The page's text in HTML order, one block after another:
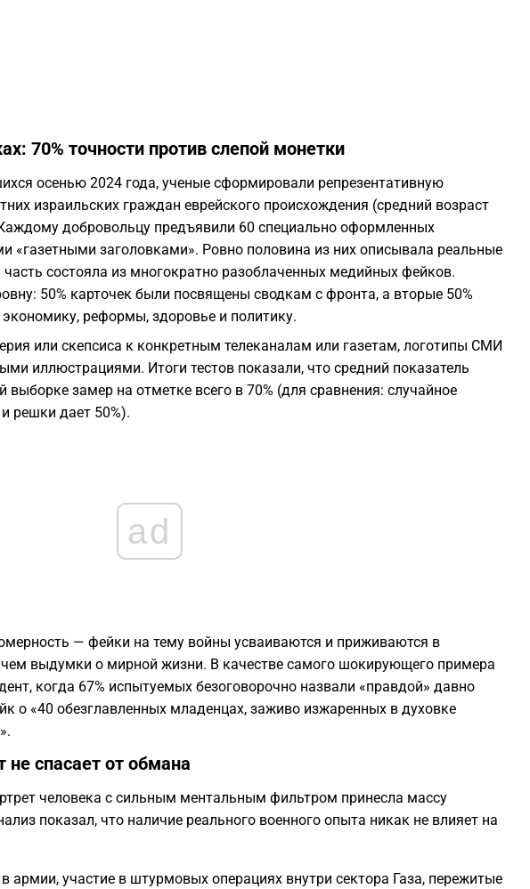
70% точности против слепой монетки
осенью 2024 года, ученые сформировали репрезентативную
израильских граждан еврейского происхождения (средний возраст
добровольцу предъявили 60 специально оформленных
«газетными заголовками». Ровно половина из них описывала реальные
состояла из многократно разоблаченных медийных фейков.
50% карточек были посвящены сводкам с фронта, а вторые 50%
реформы, здоровье и политику.
или скепсиса к конкретным телеканалам или газетам, логотипы СМИ
иллюстрациями. Итоги тестов показали, что средний показатель
выборке замер на отметке всего в 70% (для сравнения: случайное
решки дает 50%).
ad
— фейки на тему войны усваиваются и приживаются в
выдумки о мирной жизни. В качестве самого шокирующего примера
когда 67% испытуемых безоговорочно назвали «правдой» давно
о «40 обезглавленных младенцах, заживо изжаренных в духовке
спасает от обмана
человека с сильным ментальным фильтром принесла массу
показал, что наличие реального военного опыта никак не влияет на
участие в штурмовых операциях внутри сектора Газа, пережитые